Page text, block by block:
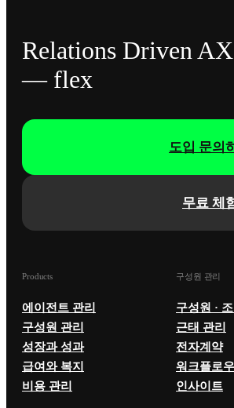
Relations Driven AX
— flex
무료 체
도입 문의
Products
에이전트 관리
구성원 관리
성장과 성과
급여와 복지
비용 관리
구성원 관리
구성원 ·
근태 관리
전자계약
워크플로우
인사이트